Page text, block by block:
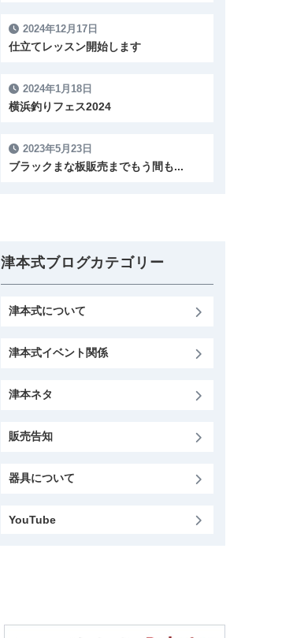
2024年12月17日
仕立てレッスン開始します
2024年1月18日
横浜釣りフェス2024
2023年5月23日
ブラックまな板販売までもう間も...
津本式ブログカテゴリー
津本式について
津本式イベント関係
津本ネタ
販売告知
器具について
YouTube